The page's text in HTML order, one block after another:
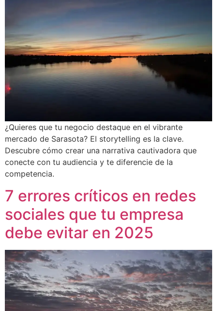
¿Quieres que tu negocio destaque en el vibrante
mercado de Sarasota? El storytelling es la clave.
Descubre cómo crear una narrativa cautivadora que
conecte con tu audiencia y te diferencie de la
competencia.
7 errores críticos en redes
sociales que tu empresa
debe evitar en 2025